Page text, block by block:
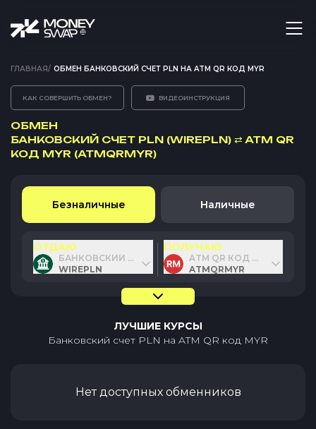
ГЛАВНАЯ/ ОБМЕН БАНКОВСКИЙ СЧЕТ PLN НА ATM QR КОД MYR
КАК СОВЕРШИТЬ ОБМЕН? ВИДЕОИНСТРУКЦИЯ
ОБМЕН
БАНКОВСКИЙ СЧЕТ PLN (WIREPLN) ⇄ ATM QR
КОД MYR (ATMQRMYR)
Безналичные Наличные
ОТДАЮ
БАНКОВСКИЙ СЧЕТ PLN
WIREPLN
ПОЛУЧАЮ
ATM QR КОД MYR
ATMQRMYR
ЛУЧШИЕ КУРСЫ
Банковский счет PLN на ATM QR код MYR
Нет доступных обменников